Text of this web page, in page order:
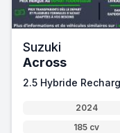
Suzuki
Across
2.5 Hybride
2024
185 cv